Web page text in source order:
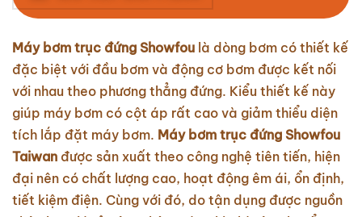
Máy bơm trục đứng Showfou là dòng bơm có thiết kế
đặc biệt với đầu bơm và động cơ bơm được kết nối
với nhau theo phương thẳng đứng. Kiểu thiết kế này
giúp máy bơm có cột áp rất cao và giảm thiểu diện
tích lắp đặt máy bơm. Máy bơm trục đứng Showfou
Taiwan được sản xuất theo công nghệ tiên tiến, hiện
đại nên có chất lượng cao, hoạt động êm ái, ổn định,
tiết kiệm điện. Cùng với đó, do tận dụng được nguồn